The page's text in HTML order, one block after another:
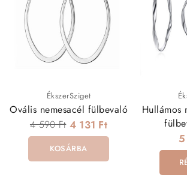
ÉkszerSziget
Ovális nemesacél fülbevaló
4 590 Ft 4 131 Ft
KOSÁRBA
Hullámos